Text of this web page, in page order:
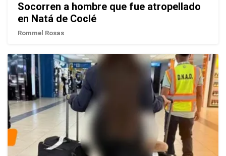
Socorren a hombre que fue atropellado
en Natá de Coclé
Rommel Rosas